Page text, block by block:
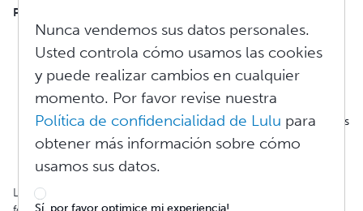
Para ser elegible para la distribución global, su libro debe
Tener un ISBN. Puede obtener un ISBN gratuito de Lulu o
utilizar uno que haya adquirido y registrado.
Requerir un margen de distribución comercial.
Tener un tamaño de libro y un tipo de encuadernación
elegibles.
Estar en un idioma elegible que utilice caracteres latinos (los
idiomas elegibles se muestran en la herramienta de
Las líneas de producto de tapa blanda y dura de Lulu incluyen
Nunca vendemos sus datos personales.
Usted controla cómo usamos las cookies
y puede realizar cambios en cualquier
momento. Por favor revise nuestra
Política de confidencialidad de Lulu para
obtener más información sobre cómo
usamos sus datos.